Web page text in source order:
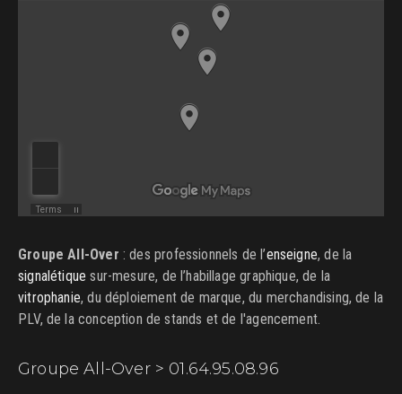
Groupe All-Over : des professionnels de l’enseigne, de la
signalétique sur-mesure, de l’habillage graphique, de la
vitrophanie, du déploiement de marque, du merchandising, de la
PLV, de la conception de stands et de l'agencement.
Groupe All-Over > 01.64.95.08.96